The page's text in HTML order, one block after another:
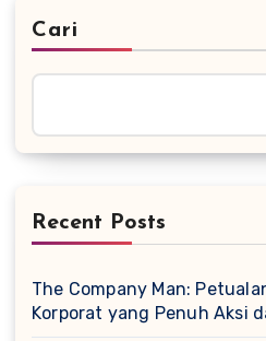
Cari
Recent Posts
The Company Man:
Korporat yang Penuh Aksi